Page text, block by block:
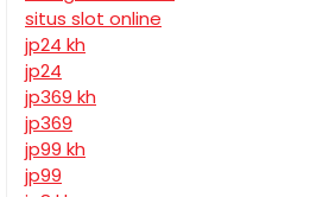
situs slot online
jp24 kh
jp24
jp369 kh
jp369
jp99 kh
jp99